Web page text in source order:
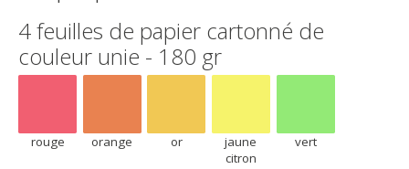
4 feuilles de papier cartonné de
couleur unie - 180 gr
rouge orange or
jaune
citron
vert